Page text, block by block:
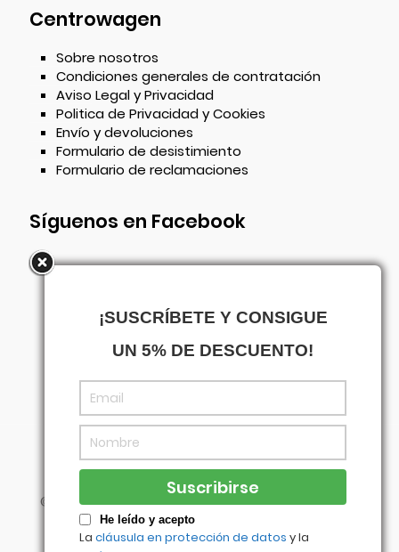
Centrowagen
Sobre nosotros
Condiciones generales de contratación
Aviso Legal y Privacidad
Politica de Privacidad y Cookies
Envío y devoluciones
Formulario de desistimiento
Formulario de reclamaciones
Síguenos en Facebook
© Centrowagen- Diseñado con porAgencia
Visual
¡SUSCRÍBETE Y CONSIGUE
UN 5% DE DESCUENTO!
He leído y acepto
La cláusula en protección de datos y la